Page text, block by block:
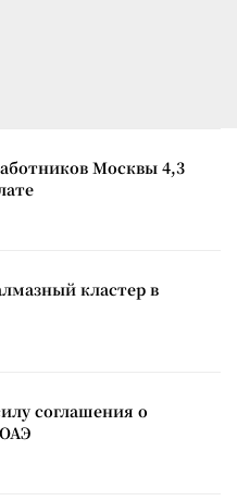
Москвы 4,3
кластер в
соглашения о